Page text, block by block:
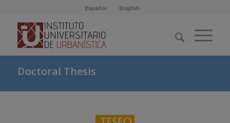
Español English
Doctoral Thesis